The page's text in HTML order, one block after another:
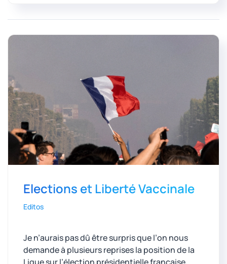
Elections et Liberté Vaccinale
Editos
Je n’aurais pas dû être surpris que l’on nous
demande à plusieurs reprises la position de la